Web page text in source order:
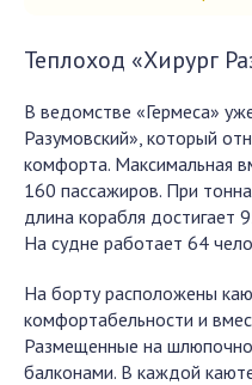
Теплоход «Хирург
В ведомстве «Гермеса»
Разумовский», который
комфорта. Максимальная
160 пассажиров. При
длина корабля достигает
На судне работает 64
На борту расположены
комфортабельности и
Размещенные на
балконами. В каждой